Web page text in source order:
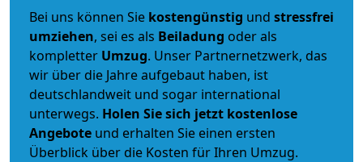
Bei uns können Sie kostengünstig und stressfrei
umziehen, sei es als Beiladung oder als
kompletter Umzug. Unser Partnernetzwerk, das
wir über die Jahre aufgebaut haben, ist
deutschlandweit und sogar international
unterwegs. Holen Sie sich jetzt kostenlose
Angebote und erhalten Sie einen ersten
Überblick über die Kosten für Ihren Umzug.